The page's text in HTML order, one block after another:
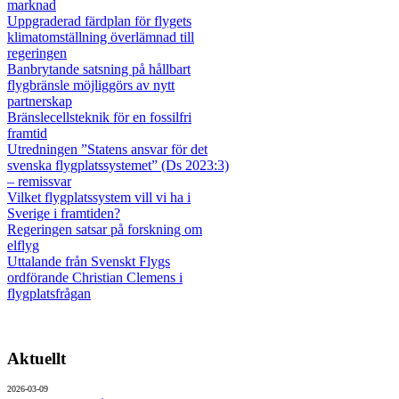
marknad
Uppgraderad färdplan för flygets
klimatomställning överlämnad till
regeringen
Banbrytande satsning på hållbart
flygbränsle möjliggörs av nytt
partnerskap
Bränslecellsteknik för en fossilfri
framtid
Utredningen ”Statens ansvar för det
svenska flygplatssystemet” (Ds 2023:3)
– remissvar
Vilket flygplatssystem vill vi ha i
Sverige i framtiden?
Regeringen satsar på forskning om
elflyg
Uttalande från Svenskt Flygs
ordförande Christian Clemens i
flygplatsfrågan
Aktuellt
2026-03-09